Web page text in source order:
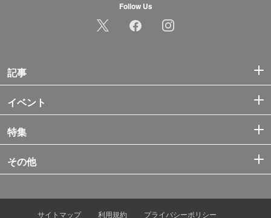
Follow Us
記事
イベント
特集
その他
サイトマップ 利用規約 プライバシーポリシー